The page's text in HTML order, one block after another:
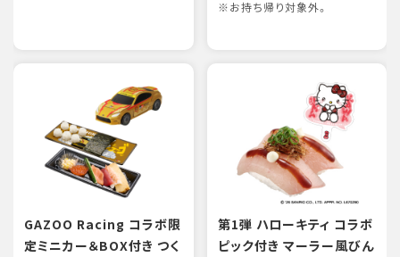
※お持ち帰り対象外。
GAZOO Racing コラボ限
定ミニカー＆BOX付き つく
第1弾 ハローキティ コラボ
ピック付き マーラー風びん